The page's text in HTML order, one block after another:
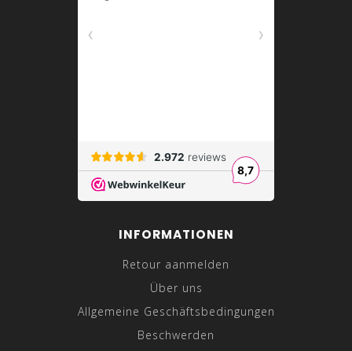
INFORMATIONEN
Retour aanmelden
Über uns
Allgemeine Geschäftsbedingungen
Beschwerden